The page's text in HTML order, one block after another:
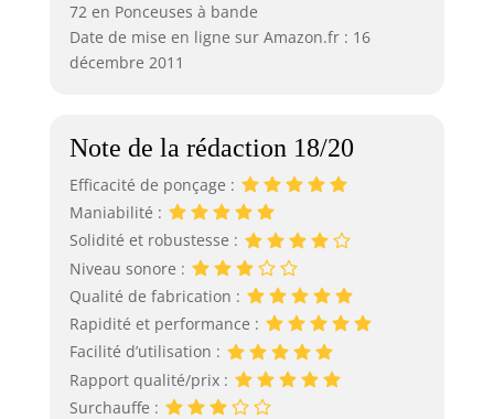
72 en Ponceuses à bande
Date de mise en ligne sur Amazon.fr : 16
décembre 2011
Note de la rédaction 18/20
Efficacité de ponçage :
Maniabilité :
Solidité et robustesse :
Niveau sonore :
Qualité de fabrication :
Rapidité et performance :
Facilité d’utilisation :
Rapport qualité/prix :
Surchauffe :